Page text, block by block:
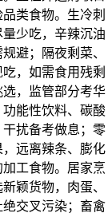
类食物。生冷刺
少吃，辛辣沉油
避；隔夜剩菜、
，如需食用残剩
，监管部分考华
能性饮料、碳酸
扰备考做息；零
远离辣条、膨化
工食物。居家烹
颖货物，肉蛋、
交叉污染；畜禽